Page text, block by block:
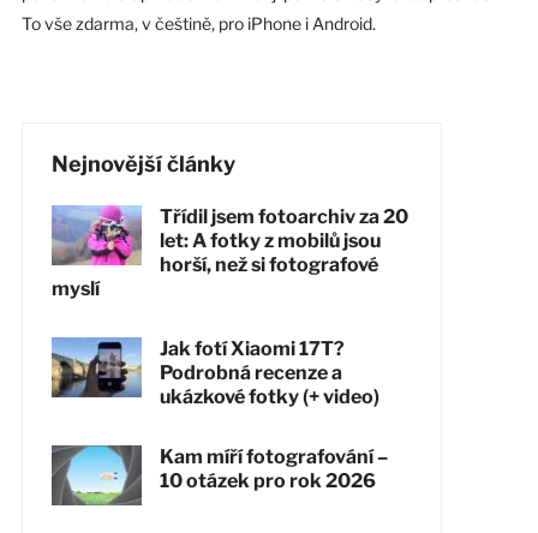
To vše zdarma, v češtině, pro iPhone i Android.
Nejnovější články
Třídil jsem fotoarchiv za 20
let: A fotky z mobilů jsou
horší, než si fotografové
myslí
Jak fotí Xiaomi 17T?
Podrobná recenze a
ukázkové fotky (+ video)
Kam míří fotografování –
10 otázek pro rok 2026